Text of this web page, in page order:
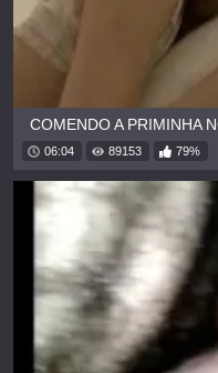
COMENDO A PRIMINHA
06:04 89153 79%